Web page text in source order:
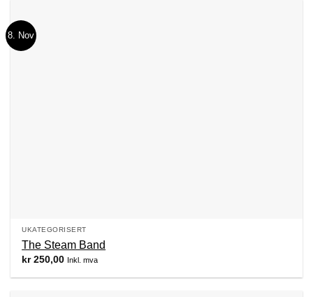
8. Nov
UKATEGORISERT
The Steam Band
kr250,00 Inkl. mva